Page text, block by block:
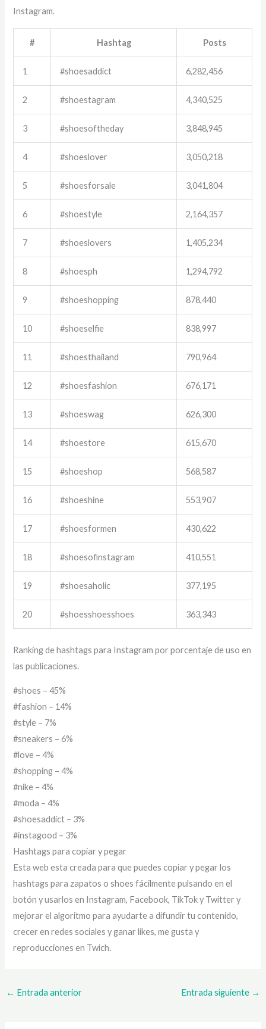
Instagram.
# Hashtag Posts
1 #shoesaddict 6,282,456
2 #shoestagram 4,340,525
3 #shoesoftheday 3,848,945
4 #shoeslover 3,050,218
5 #shoesforsale 3,041,804
6 #shoestyle 2,164,357
7 #shoeslovers 1,405,234
8 #shoesph 1,294,792
9 #shoeshopping 878,440
10 #shoeselfie 838,997
11 #shoesthailand 790,964
12 #shoesfashion 676,171
13 #shoeswag 626,300
14 #shoestore 615,670
15 #shoeshop 568,587
16 #shoeshine 553,907
17 #shoesformen 430,622
18 #shoesofinstagram 410,551
19 #shoesaholic 377,195
20 #shoesshoesshoes 363,343
Ranking de hashtags para Instagram por porcentaje de uso en
las publicaciones.
#shoes – 45%
#fashion – 14%
#style – 7%
#sneakers – 6%
#love – 4%
#shopping – 4%
#nike – 4%
#moda – 4%
#shoesaddict – 3%
#instagood – 3%
Hashtags para copiar y pegar
Esta web esta creada para que puedes copiar y pegar los
hashtags para zapatos o shoes fácilmente pulsando en el
botón y usarlos en Instagram, Facebook, TikTok y Twitter y
mejorar el algoritmo para ayudarte a difundir tu contenido,
crecer en redes sociales y ganar likes, me gusta y
reproducciones en Twich.
← Entrada anterior Entrada siguiente →